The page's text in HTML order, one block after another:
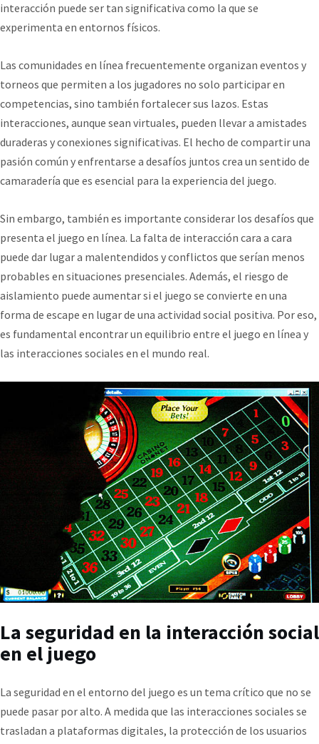
interacción puede ser tan significativa como la que se
experimenta en entornos físicos.
Las comunidades en línea frecuentemente organizan eventos y
torneos que permiten a los jugadores no solo participar en
competencias, sino también fortalecer sus lazos. Estas
interacciones, aunque sean virtuales, pueden llevar a amistades
duraderas y conexiones significativas. El hecho de compartir una
pasión común y enfrentarse a desafíos juntos crea un sentido de
camaradería que es esencial para la experiencia del juego.
Sin embargo, también es importante considerar los desafíos que
presenta el juego en línea. La falta de interacción cara a cara
puede dar lugar a malentendidos y conflictos que serían menos
probables en situaciones presenciales. Además, el riesgo de
aislamiento puede aumentar si el juego se convierte en una
forma de escape en lugar de una actividad social positiva. Por eso,
es fundamental encontrar un equilibrio entre el juego en línea y
las interacciones sociales en el mundo real.
La seguridad en la interacción social
en el juego
La seguridad en el entorno del juego es un tema crítico que no se
puede pasar por alto. A medida que las interacciones sociales se
trasladan a plataformas digitales, la protección de los usuarios